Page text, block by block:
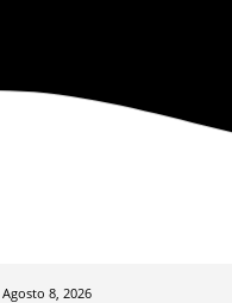
8, 2026